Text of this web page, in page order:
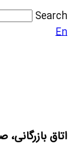
Search
En
اتاق